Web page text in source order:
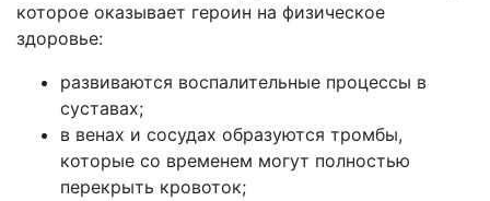
которое оказывает героин на физическое
здоровье:
развиваются воспалительные процессы в
суставах;
в венах и сосудах образуются тромбы,
которые со временем могут полностью
перекрыть кровоток;